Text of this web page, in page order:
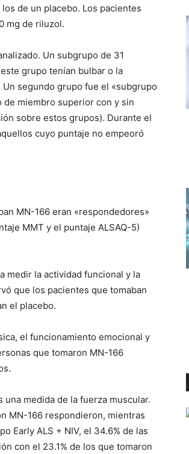
de un placebo. Los pacientes
mg de riluzol.
Un subgrupo de 31
grupo tenían bulbar o la
Un segundo grupo fue el «subgrupo
de miembro superior con y sin
sobre estos grupos). Durante el
cuyo puntaje no empeoró
MN-166 eran «respondedores»
MMT y el puntaje ALSAQ-5)
medir la actividad funcional y la
que los pacientes que tomaban
el placebo.
el funcionamiento emocional y
que tomaron MN-166
una medida de la fuerza muscular.
MN-166 respondieron, mientras
Early ALS + NIV, el 34.6% de las
con el 23.1% de los que tomaron